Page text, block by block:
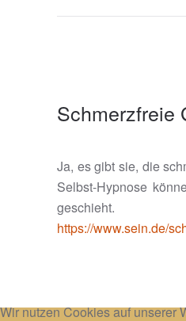
Schmerzfreie
Ja, es gibt sie, die
Selbst-Hypnose
geschieht.
https://www.sein.de/
Wir nutzen Cookies auf unserer